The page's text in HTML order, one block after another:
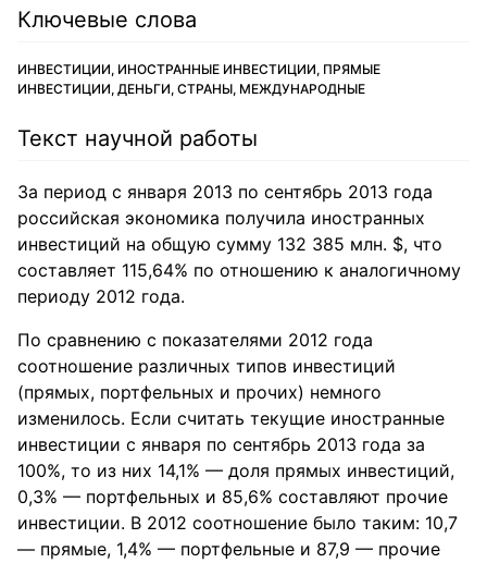
Ключевые слова
ИНВЕСТИЦИИ, ИНОСТРАННЫЕ ИНВЕСТИЦИИ, ПРЯМЫЕ
ИНВЕСТИЦИИ, ДЕНЬГИ, СТРАНЫ, МЕЖДУНАРОДНЫЕ
Текст научной работы
За период с января 2013 по сентябрь 2013 года
российская экономика получила иностранных
инвестиций на общую сумму 132 385 млн. $, что
составляет 115,64% по отношению к аналогичному
периоду 2012 года.
По сравнению с показателями 2012 года
соотношение различных типов инвестиций
(прямых, портфельных и прочих) немного
изменилось. Если считать текущие иностранные
инвестиции с января по сентябрь 2013 года за
100%, то из них 14,1% — доля прямых инвестиций,
0,3% — портфельных и 85,6% составляют прочие
инвестиции. В 2012 соотношение было таким: 10,7
— прямые, 1,4% — портфельные и 87,9 — прочие